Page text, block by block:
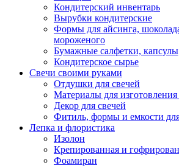
Кондитерский инвентарь
Вырубки кондитерские
Формы для айсинга,
мороженого
Бумажные салфетки,
Кондитерское сырье
Свечи своими руками
Отдушки для свечей
Материалы для изготовления
Декор для свечей
Фитиль, формы и емкости
Лепка и флористика
Изолон
Крепированная и
Фоамиран